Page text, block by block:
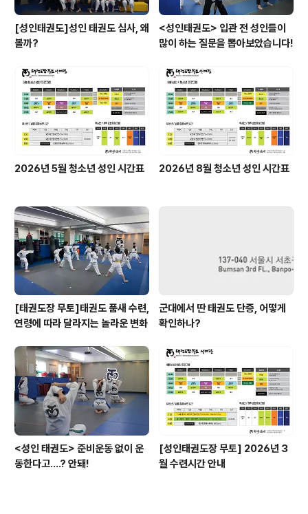
[성인태권도]성인 태권도 심사, 왜
볼까?
<성인태권도> 입관 전 성인들이
많이 하는 질문을 뽑아보았습니다!
2026년 5월 청소년 성인 시간표 2026년 8월 청소년 성인 시간표
[태권도장 무토]태권도 품새 수련,
연령에 따라 달라지는 놀라운 변화
군대에서 딴 태권도 단증, 어떻게
확인하나?
<성인 태권도> 준비운동 없이 운
동한다고....? 안돼!
[성인태권도장 무토] 2026년 3
월 수련시간 안내